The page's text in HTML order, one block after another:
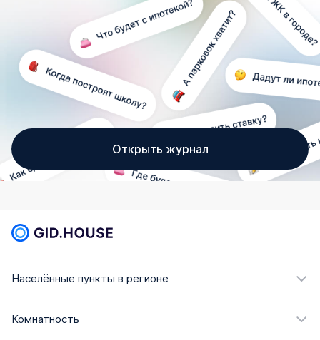
Открыть журнал
Населённые пункты в регионе
Комнатность